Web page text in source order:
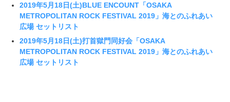
2019年5月18日(土)BLUE ENCOUNT「OSAKA
METROPOLITAN ROCK FESTIVAL 2019」海とのふれあい
広場 セットリスト
2019年5月18日(土)打首獄門同好会「OSAKA
METROPOLITAN ROCK FESTIVAL 2019」海とのふれあい
広場 セットリスト